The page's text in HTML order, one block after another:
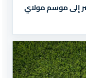
إلى موسم مولاي